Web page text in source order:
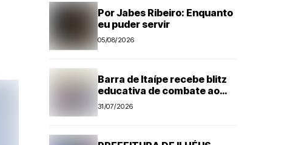
Por Jabes Ribeiro: Enquanto
eu puder servir
05/08/2026
Barra de Itaípe recebe blitz
educativa de combate ao
Aedes aegypti
31/07/2026